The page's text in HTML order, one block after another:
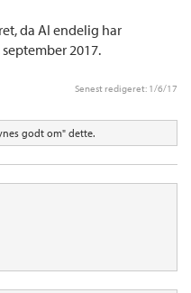
da AI endelig har
2017.
Senest redigeret: 1/6/17
godt om" dette.